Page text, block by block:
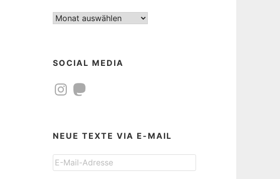
Beitragsarchiv
SOCIAL MEDIA
InstagramMastodon
NEUE TEXTE VIA E-MAIL
E-
Mail-